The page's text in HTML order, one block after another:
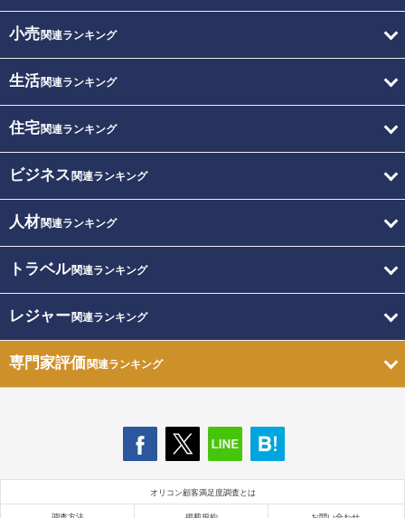
小売関連ランキング
生活関連ランキング
住宅関連ランキング
ビジネス 関連ランキング
人材関連ランキング
トラベル関連ランキング
レジャー関連ランキング
専門家評価関連ランキング
オリコン顧客満足度調査とは